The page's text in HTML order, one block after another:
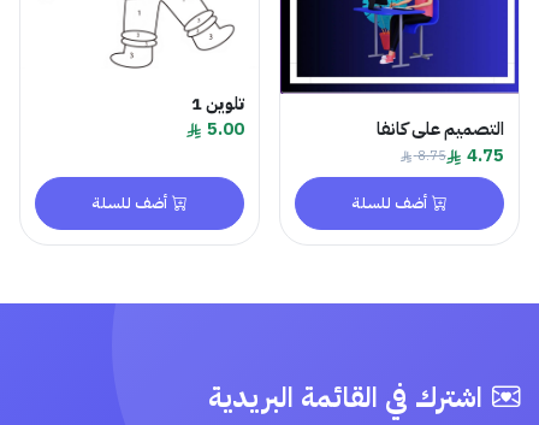
التصميم على كانفا
4.75
8.75
أضف للسلة
تلوين 1
5.00
أضف للسلة
اشترك في القائمة البريدية